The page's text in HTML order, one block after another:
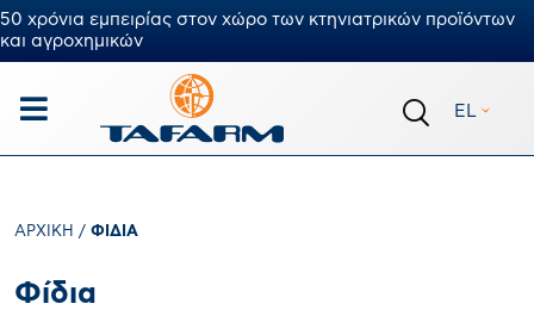
50 χρόνια εμπειρίας στον χώρο των κτηνιατρικών προϊόντων
και αγροχημικών
EL
ΑΡΧΙΚΉ / ΦΊΔΙΑ
Φίδια